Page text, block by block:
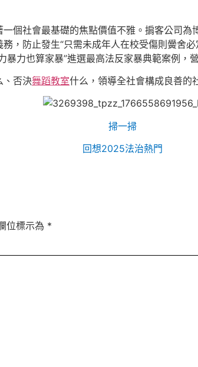
一個社會最基礎的焦點價值不雅。掮客公司
，防止發生“只需未成年人在校受傷則黌舍
暴力也算家暴”進選最高法反家暴典範案例
、否決舞蹈教室什么，領導全社會構成良善的
掃一掃
回想2025法治熱門
位標示為 *